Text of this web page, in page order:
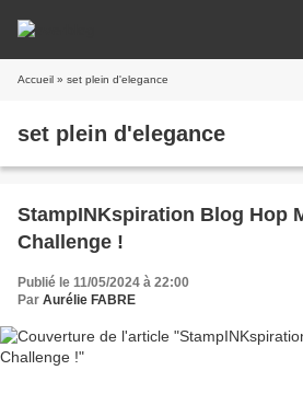
Accueil » set plein d'elegance
set plein d'elegance
StampINKspiration Blog Hop
Challenge !
Publié le 11/05/2024 à 22:00
Par Aurélie FABRE